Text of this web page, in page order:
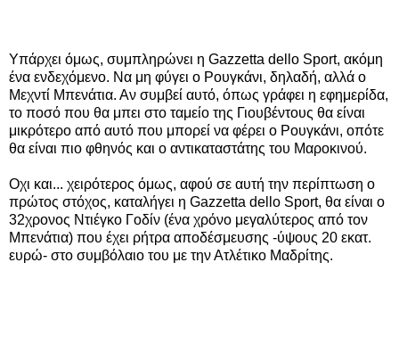
Υπάρχει όμως, συμπληρώνει η Gazzetta dello Sport, ακόμη
ένα ενδεχόμενο. Να μη φύγει ο Ρουγκάνι, δηλαδή, αλλά ο
Μεχντί Μπενάτια. Αν συμβεί αυτό, όπως γράφει η εφημερίδα,
το ποσό που θα μπει στο ταμείο της Γιουβέντους θα είναι
μικρότερο από αυτό που μπορεί να φέρει ο Ρουγκάνι, οπότε
θα είναι πιο φθηνός και ο αντικαταστάτης του Μαροκινού.
Οχι και... χειρότερος όμως, αφού σε αυτή την περίπτωση ο
πρώτος στόχος, καταλήγει η Gazzetta dello Sport, θα είναι ο
32χρονος Ντιέγκο Γοδίν (ένα χρόνο μεγαλύτερος από τον
Μπενάτια) που έχει ρήτρα αποδέσμευσης -ύψους 20 εκατ.
ευρώ- στο συμβόλαιο του με την Ατλέτικο Μαδρίτης.